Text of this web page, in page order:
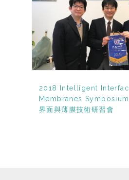
2018 Intelligent
Membranes Symposium
界面與薄膜技術研習會